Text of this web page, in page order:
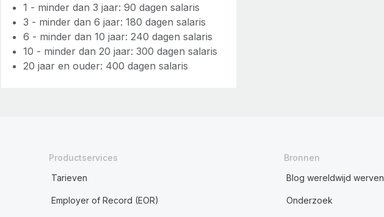
1 - minder dan 3 jaar: 90 dagen salaris
3 - minder dan 6 jaar: 180 dagen salaris
6 - minder dan 10 jaar: 240 dagen salaris
10 - minder dan 20 jaar: 300 dagen salaris
20 jaar en ouder: 400 dagen salaris
Productservices
Tarieven
Employer of Record (EOR)
Bronnen
Blog wereldwijd werven
Onderzoek